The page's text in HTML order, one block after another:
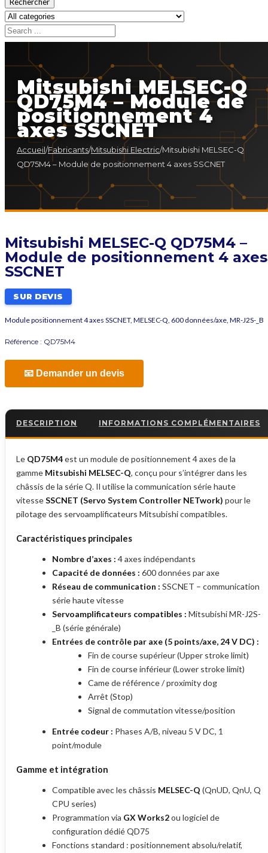
Mitsubishi MELSEC-Q
QD75M4 – Module de
positionnement 4
axes SSCNET
Accueil/Fabricants/Mitsubishi Electric/Mitsubishi MELSEC-Q
QD75M4 – Module de positionnement 4 axes SSCNET
Mitsubishi MELSEC-Q QD75M4 –
Module de positionnement 4 axes
SSCNET
SUR DEVIS
Module positionnement 4 axes SSCNET, MELSEC-Q, 600 données/axe, MR-J2S-_B
Référence : QD75M4
📧 Demander un devis
DESCRIPTION INFORMATIONS COMPLÉMENTAIRES
Le QD75M4est un module de positionnement 4 axes de la
gamme Mitsubishi MELSEC-Q, conçu pour s’intégrer dans les
châssis de la série Q. Il utilise la communication série haute
vitesseSSCNET (Servo System Controller NETwork) pour le
pilotage des servoamplificateurs Mitsubishi compatibles.
Caractéristiques principales
Nombre d’axes : 4 axes indépendants
Capacité de données : 600 données par axe
Réseau de communication : SSCNET – communication
série haute vitesse
Servoamplificateurs compatibles : Mitsubishi MR-J2S-
_B (série générale)
Entrées de contrôle par axe (5 points/axe, 24 V DC) :
Fin de course supérieur (Upper stroke limit)
Fin de course inférieur (Lower stroke limit)
Came de référence / proximity dog
Arrêt (Stop)
Signal de commutation vitesse/position
Entrée codeur : Phases A/B, niveau 5 V DC, 1
point/module
Gamme et intégration
Compatible avec les châssis MELSEC-Q (QnUD, QnU, Q
CPU series)
Programmation via GX Works2ou logiciel de
configuration dédié QD75
Fonctions standard : positionnement absolu/relatif,